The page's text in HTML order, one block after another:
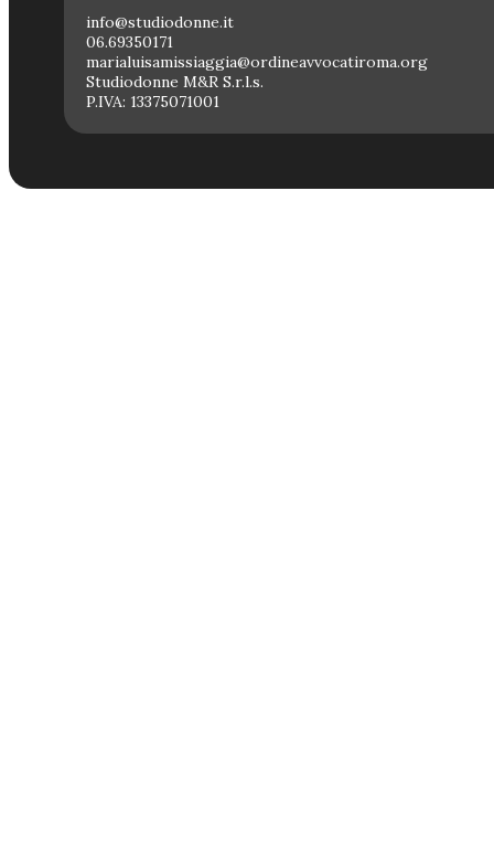
info@studiodonne.it
06.69350171
marialuisamissiaggia@ordineavvocatiroma.org
Studiodonne M&R S.r.l.s.
P.IVA: 13375071001